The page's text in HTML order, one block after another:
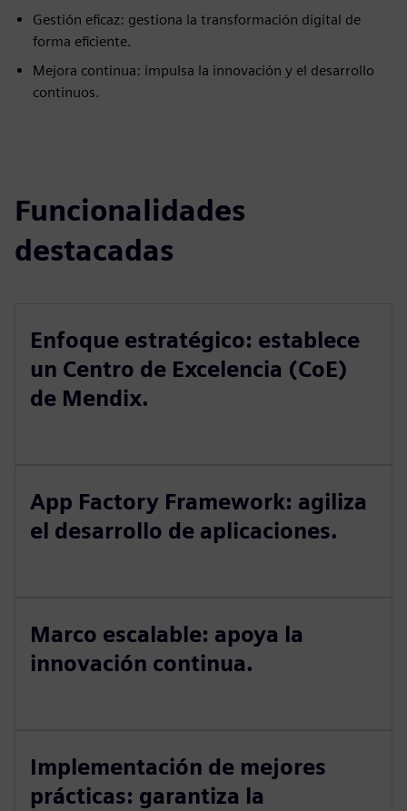
Gestión eficaz: gestiona la transformación digital de
forma eficiente.
Mejora continua: impulsa la innovación y el desarrollo
continuos.
Funcionalidades
destacadas
Enfoque estratégico: establece
un Centro de Excelencia (CoE)
de Mendix.
App Factory Framework: agiliza
el desarrollo de aplicaciones.
Marco escalable: apoya la
innovación continua.
Implementación de mejores
prácticas: garantiza la